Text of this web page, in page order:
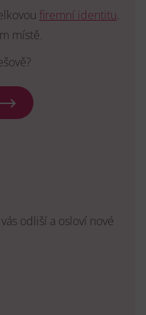
firemní identitu.
místě.
odliší a osloví nové